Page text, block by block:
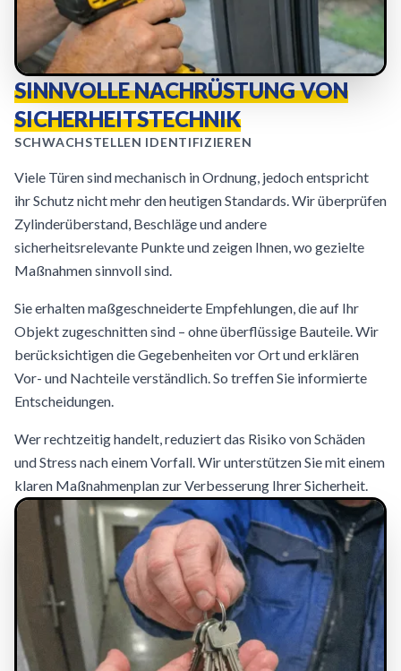
SINNVOLLE NACHRÜSTUNG VON
SICHERHEITSTECHNIK
SCHWACHSTELLEN IDENTIFIZIEREN
Viele Türen sind mechanisch in Ordnung, jedoch entspricht
ihr Schutz nicht mehr den heutigen Standards. Wir überprüfen
Zylinderüberstand, Beschläge und andere
sicherheitsrelevante Punkte und zeigen Ihnen, wo gezielte
Maßnahmen sinnvoll sind.
Sie erhalten maßgeschneiderte Empfehlungen, die auf Ihr
Objekt zugeschnitten sind – ohne überflüssige Bauteile. Wir
berücksichtigen die Gegebenheiten vor Ort und erklären
Vor- und Nachteile verständlich. So treffen Sie informierte
Entscheidungen.
Wer rechtzeitig handelt, reduziert das Risiko von Schäden
und Stress nach einem Vorfall. Wir unterstützen Sie mit einem
klaren Maßnahmenplan zur Verbesserung Ihrer Sicherheit.